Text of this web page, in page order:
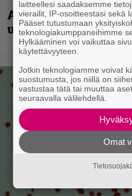
Anthrax vie
uudella videollaan
laitteellesi saadaksemme
vierailit, IP-osoitteestasi sekä
Pääset tutustumaan
teknologiakumppaneihimme
Hylkääminen voi vaikuttaa
käytettävyyteen.
Jotkin teknologiamme voivat
suostumusta, jos niillä on
vastustaa tätä tai muuttaa
seuraavalla välilehdellä.
Omat